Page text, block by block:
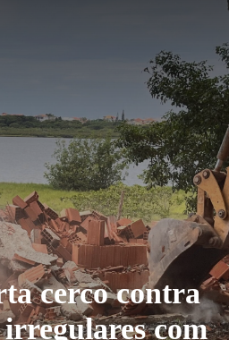
cerco contra
com